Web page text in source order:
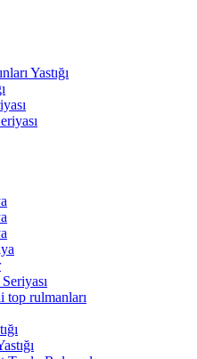
Yastığı
rulmanları